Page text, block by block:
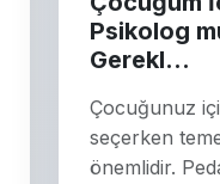
Psikolog
Gerekl...
Çocuğunuz
seçerken
önemlidir.